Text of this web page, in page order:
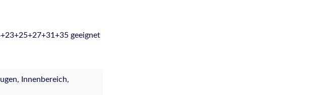
geeignet
Innenbereich,